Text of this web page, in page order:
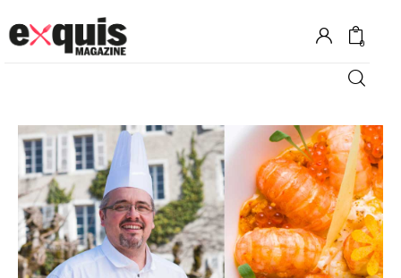
0
Hôtels
Gastronomie
Recettes
Shopping